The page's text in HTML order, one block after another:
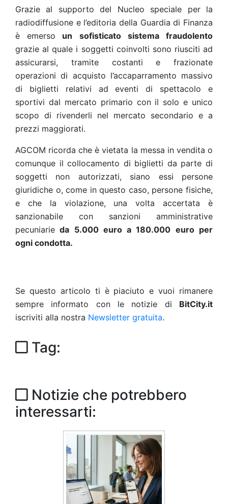
Grazie al supporto del Nucleo speciale per la
radiodiffusione e l’editoria della Guardia di Finanza
è emerso un sofisticato sistema fraudolento
grazie al quale i soggetti coinvolti sono riusciti ad
assicurarsi, tramite costanti e frazionate
operazioni di acquisto l’accaparramento massivo
di biglietti relativi ad eventi di spettacolo e
sportivi dal mercato primario con il solo e unico
scopo di rivenderli nel mercato secondario e a
prezzi maggiorati.
AGCOM ricorda che è vietata la messa in vendita o
comunque il collocamento di biglietti da parte di
soggetti non autorizzati, siano essi persone
giuridiche o, come in questo caso, persone fisiche,
e che la violazione, una volta accertata è
sanzionabile con sanzioni amministrative
pecuniarie da 5.000 euro a 180.000 euro per
ogni condotta.
Se questo articolo ti è piaciuto e vuoi rimanere
sempre informato con le notizie di BitCity.it
iscriviti alla nostra Newsletter gratuita.
Tag:
Notizie che potrebbero
interessarti: